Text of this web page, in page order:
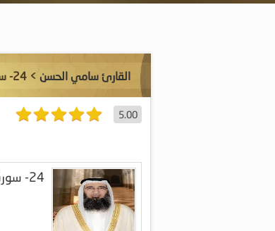
القارئ سامي الحسن > 24- سورة النّور
5.00
24- سورة النّور